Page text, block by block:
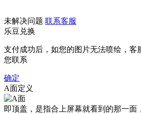
未解决问题 联系客服
乐豆兑换
支付成功后，如您的图片无法喷绘，客
您联系
确定
A面定义
即顶盖，是指合上屏幕就看到的那一面